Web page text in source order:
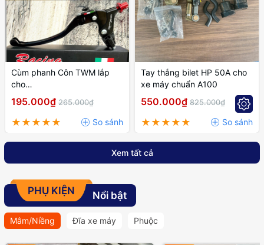
Cùm phanh Côn TWM lắp
cho
EXCITER,WINNER,SONIC,
RAIDER,..
195.000₫ 265.000₫
Tay thắng bilet HP 50A cho
xe máy chuẩn A100
550.000₫ 825.000₫
Xem tất cả
PHỤ KIỆN Nổi bật
Mâm/Niềng Đĩa xe máy Phuộc